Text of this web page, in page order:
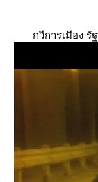
กวีการเมือง รั